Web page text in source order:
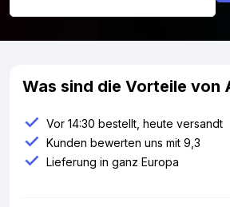
Was sind die Vorteile von
Vor 14:30 bestellt, heute versandt
Kunden bewerten uns mit 9,3
Lieferung in ganz Europa